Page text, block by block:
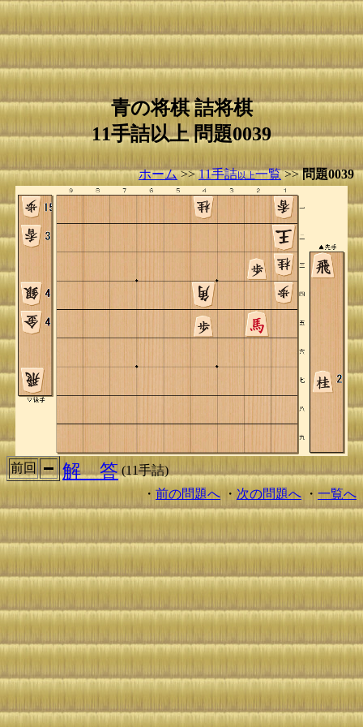
青の将棋 詰将棋
11手詰以上 問題0039
ホーム>>11手詰以上一覧>>問題0039
前回 解 答 (11手詰)
・ 前の問題へ ・ 次の問題へ ・ 一覧へ